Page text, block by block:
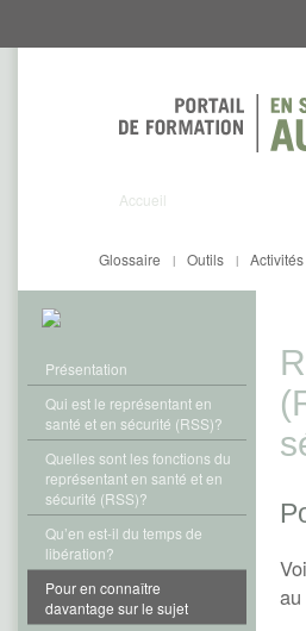
au
au
Accueil
Activités
Outils |
Glossaire |
Présentation
Qui est le représentant en
santé et en sécurité (RSS)?
Quelles sont les fonctions du
représentant en santé et en
sécurité (RSS)?
Qu’en est-il du temps de
libération?
Pour en connaître
davantage sur le sujet